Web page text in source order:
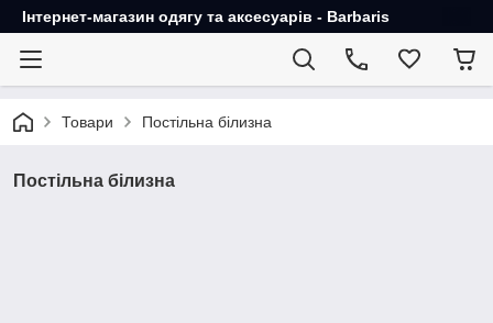
Інтернет-магазин одягу та аксесуарів - Barbaris
Товари Постільна білизна
Постільна білизна